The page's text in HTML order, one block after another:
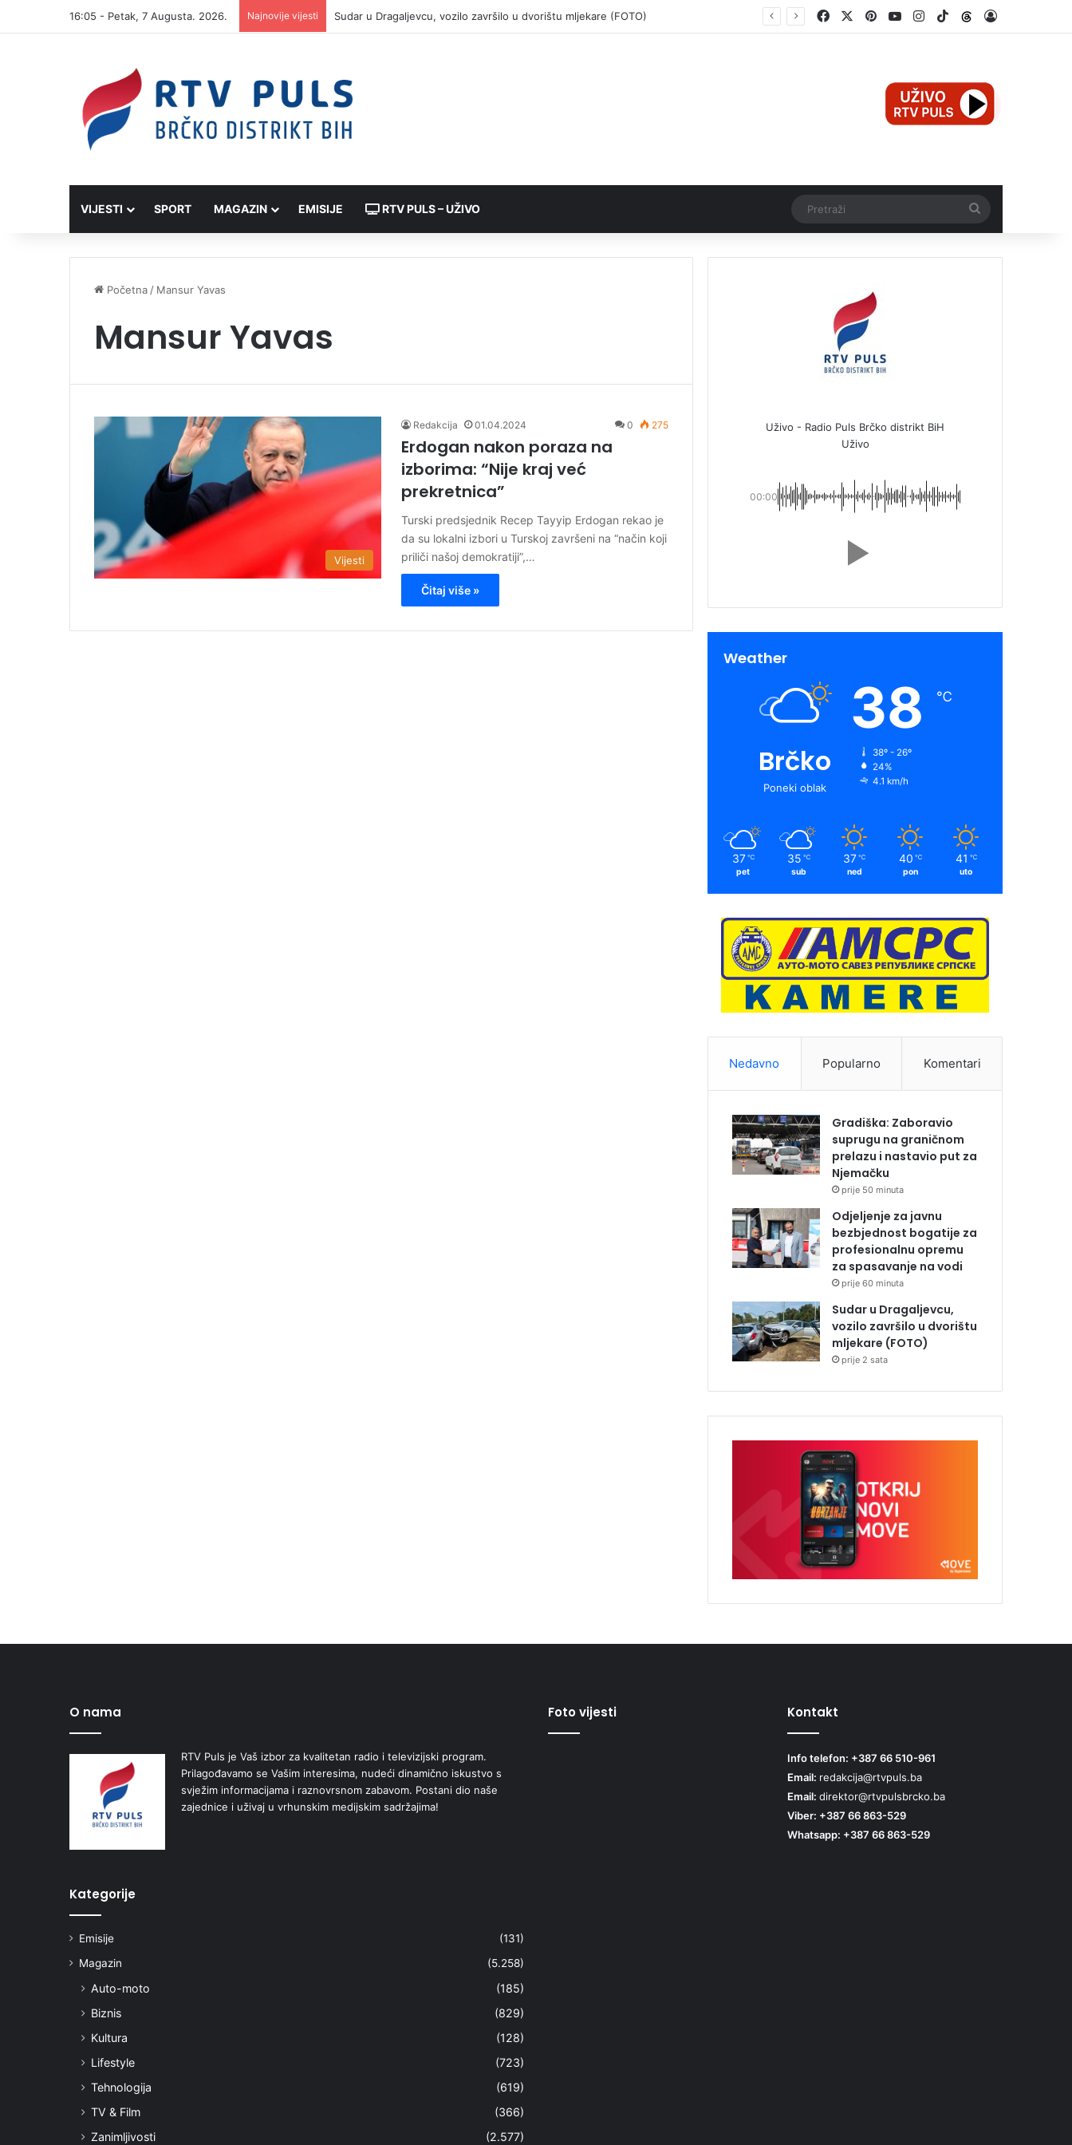
16:05 - Petak, 7 Augusta. 2026. Najnovije vijesti FacebookPinterestYouTubeInstagram
TikTokThreads
VIJESTI SPORT MAGAZIN EMISIJE RTV PULS – UŽIVO
Početna / Mansur Yavas
Mansur Yavas
Vijesti
Redakcija 01.04.2024 0 275
Erdogan nakon poraza na
izborima: “Nije kraj već
prekretnica”
Turski predsjednik Recep Tayyip Erdogan rekao je
da su lokalni izbori u Turskoj završeni na “način koji
priliči našoj demokratiji”,…
Čitaj više »
Uživo - Radio Puls Brčko distrikt BiH
Uživo
00:00
Weather
Brčko
Poneki oblak
38 ℃
38º - 26º
24%
4.1 km/h
37 ℃
pet
35 ℃
sub
37 ℃
ned
40 ℃
pon
41 ℃
uto
Nedavno Popularno Komentari
Gradiška: Zaboravio
suprugu na graničnom
prelazu i nastavio put za
Njemačku
prije 50 minuta
Odjeljenje za javnu
bezbjednost bogatije za
profesionalnu opremu
za spasavanje na vodi
prije 60 minuta
Sudar u Dragaljevcu,
vozilo završilo u dvorištu
mljekare (FOTO)
prije 2 sata
O nama
RTV Puls je Vaš izbor za kvalitetan radio i televizijski program.
Prilagođavamo se Vašim interesima, nudeći dinamično iskustvo s
svježim informacijama i raznovrsnom zabavom. Postani dio naše
zajednice i uživaj u vrhunskim medijskim sadržajima!
Kategorije
Emisije
(131)
Magazin
(5.258)
Auto-moto
(185)
Biznis
(829)
Kultura
(128)
Lifestyle
(723)
Tehnologija
(619)
TV & Film
(366)
Zanimljivosti
(2.577)
Foto vijesti Kontakt
Info telefon: +387 66 510-961
Email: redakcija@rtvpuls.ba
Email: direktor@rtvpulsbrcko.ba
Viber: +387 66 863-529
Whatsapp: +387 66 863-529